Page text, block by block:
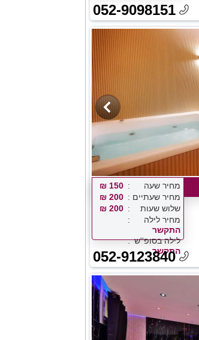
052-9098151
מחיר שעה
150 ₪
מחיר שעתיים
200 ₪
שלוש שעות
200 ₪
מחיר לילה
התקשר
לילה בסופ''ש
התקשר
052-9123840